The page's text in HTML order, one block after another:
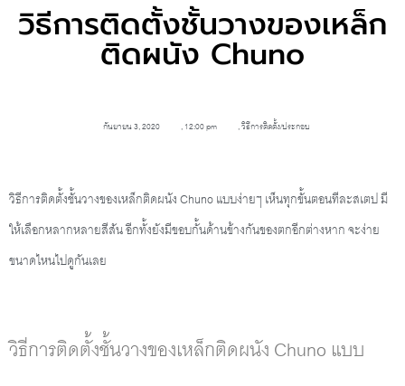
วิธีการติดตั้งชั้นวางของเหล็ก
ติดผนัง Chuno
กันยายน 3, 2020 ,12:00 pm ,วิธีการติดตั้ง/ประกอบ
วิธีการติดตั้งชั้นวางของเหล็กติดผนัง Chuno แบบง่ายๆ เห็นทุกขั้นตอนทีละสเตป มี
ให้เลือกหลากหลายสีสัน อีกทั้งยังมีขอบกั้นด้านข้างกันของตกอีกต่างหาก จะง่าย
ขนาดไหนไปดูกันเลย
วิธีการติดตั้งชั้นวางของเหล็กติดผนัง Chuno แบบ